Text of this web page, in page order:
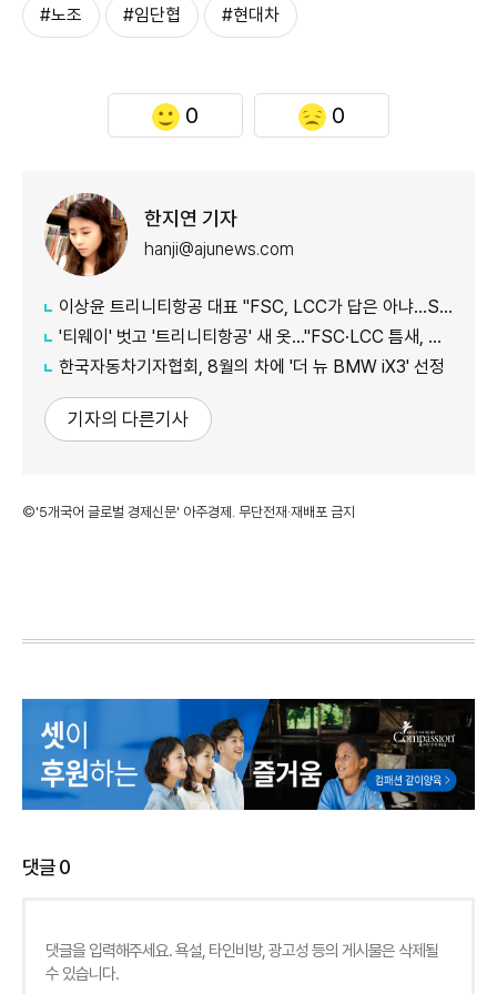
#노조 #임단협 #현대차
0 0
한지연 기자
hanji@ajunews.com
이상윤 트리니티항공 대표 "FSC, LCC가 답은 아냐…SSC로 새 수요 창출"
'티웨이' 벗고 '트리니티항공' 새 옷…"FSC·LCC 틈새, SSC 전략으로 공략"
한국자동차기자협회, 8월의 차에 '더 뉴 BMW iX3' 선정
기자의 다른기사
©'5개국어 글로벌 경제신문' 아주경제. 무단전재·재배포 금지
댓글0